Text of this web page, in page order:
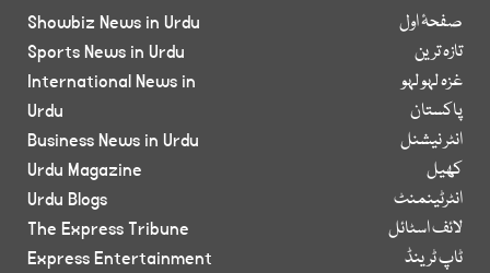
صفحۂ اول
تازہ ترین
غزہ لہو لہو
پاکستان
انٹر نیشنل
کھیل
انٹرٹینمنٹ
لائف اسٹائل
ٹاپ ٹرینڈ
Showbiz News in Urdu
Sports News in Urdu
International News in
Urdu
Business News in Urdu
Urdu Magazine
Urdu Blogs
The Express Tribune
Express Entertainment